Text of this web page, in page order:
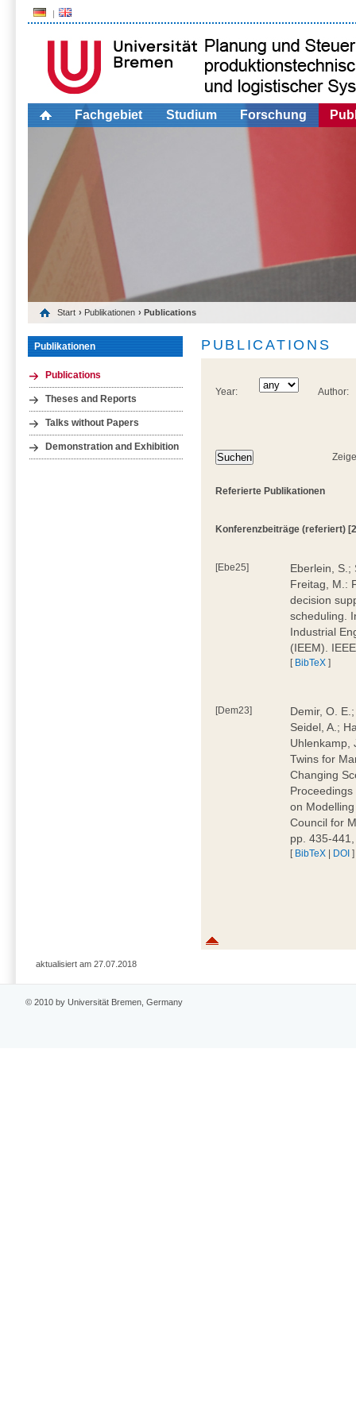
Fachgebiet Studium Forschung
Start › Publikationen › Publications
Publikationen
Publications
Theses and Reports
Talks without Papers
Demonstration and Exhibition
PUBLICATIONS
Year: Author:
Referierte Publikationen
Konferenzbeiträge (referiert)
[Ebe25]
Eberlein, S.;
Freitag, M.:
decision
scheduling.
Industrial
(IEEM).
[ BibTeX ]
[Dem23]
Demir, O.
Seidel, A.;
Uhlenkamp,
Twins for
Changing
on
Council for
pp. 435-
[ BibTeX | DOI ]
aktualisiert am 27.07.2018
© 2010 by Universität Bremen, Germany